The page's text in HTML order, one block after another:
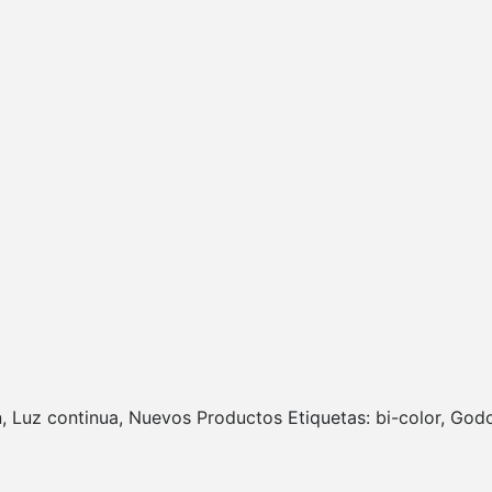
, Luz continua, Nuevos Productos Etiquetas: bi-color,